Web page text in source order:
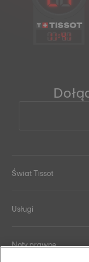
11:41
Świat Tissot
Usługi
Noty prawne